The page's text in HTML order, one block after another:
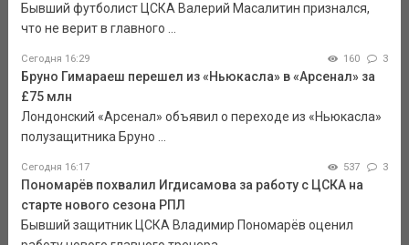
Бывший футболист ЦСКА Валерий Масалитин признался,
что не верит в главного ...
Сегодня 16:29 160 3
Бруно Гимараеш перешел из «Ньюкасла» в «Арсенал» за
£75 млн
Лондонский «Арсенал» объявил о переходе из «Ньюкасла»
полузащитника Бруно ...
Сегодня 16:17 537 3
Пономарёв похвалил Игдисамова за работу с ЦСКА на
старте нового сезона РПЛ
Бывший защитник ЦСКА Владимир Пономарёв оценил